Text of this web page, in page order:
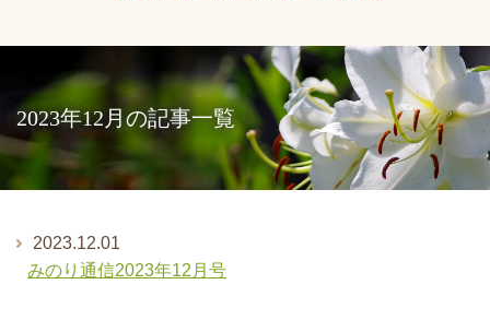
2023年12月の記事一覧
2023.12.01
みのり通信2023年12月号